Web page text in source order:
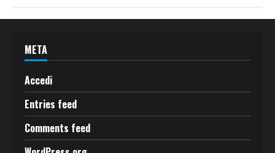
META
Accedi
Entries feed
Comments feed